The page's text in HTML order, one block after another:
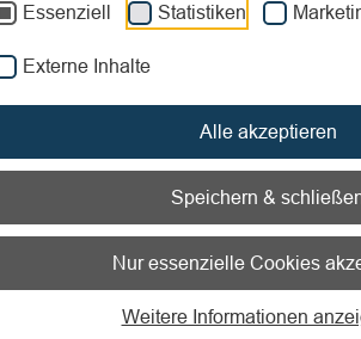
Essenziell Statistiken
Externe Inhalte
Alle akzeptieren
Speichern &
Nur essenzielle Cookies
Weitere Informationen
zum Readspeaker öffnen
Bis 500 Projektart:Konsum